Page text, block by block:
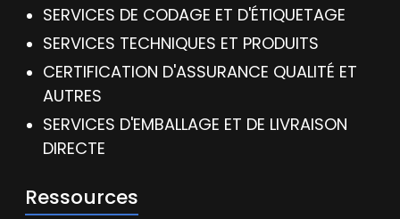
SERVICES DE CODAGE ET D'ÉTIQUETAGE
SERVICES TECHNIQUES ET PRODUITS
CERTIFICATION D'ASSURANCE QUALITÉ ET
AUTRES
SERVICES D'EMBALLAGE ET DE LIVRAISON
DIRECTE
Ressources